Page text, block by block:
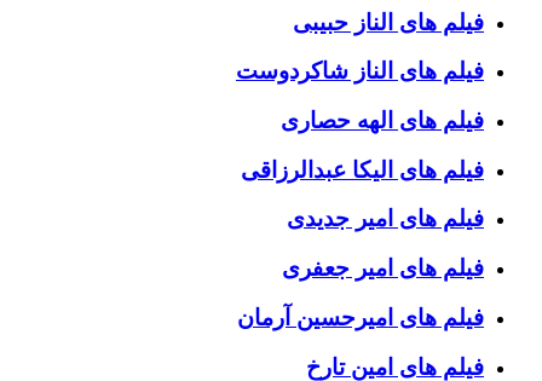
فیلم های الناز حبیبی
فیلم های الناز شاکردوست
فیلم های الهه حصاری
فیلم های الیکا عبدالرزاقی
فیلم های امیر جدیدی
فیلم های امیر جعفری
فیلم های امیرحسین آرمان
فیلم های امین تارخ